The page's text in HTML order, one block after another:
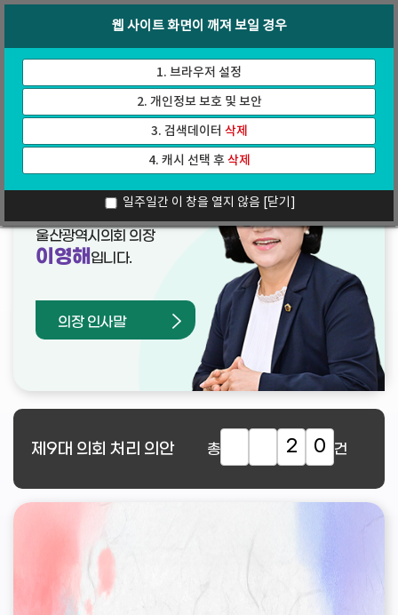
가
기
인터넷방송
웹 사이트 화면이 깨져 보일 경우
1. 브라우저 설정
2. 개인정보 보호 및 보안
3. 검색데이터 삭제
4. 캐시 선택 후삭제
일주일간 이 창을 열지 않음 [닫기]
열린의장실
울산광역시의회 의장
이영해 입니다.
의장 인사말
제9대 의회 처리 의안 총 2 0 건